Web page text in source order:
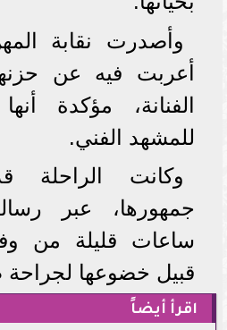
وأصدرت نقابة المهن
أعربت فيه عن
الفنانة، مؤكدة
للمشهد الفني.
وكانت
جمهورها، عبر
ساعات قليلة من
قبيل خضوعها لجراحة
اقرأ أيضاً